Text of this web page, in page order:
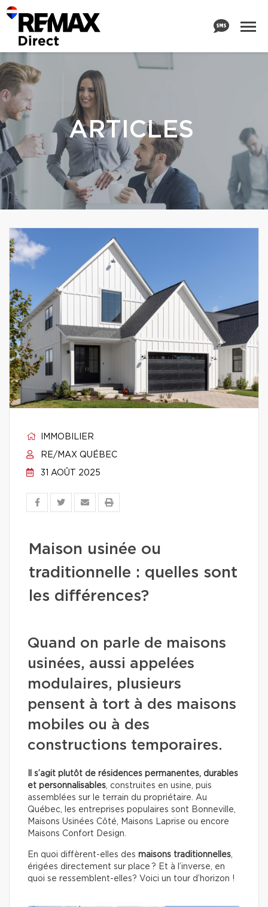
ARTICLES
IMMOBILIER
RE/MAX QUÉBEC
31 AOÛT 2025
Maison usinée ou
traditionnelle : quelles sont
les différences?
Quand on parle de maisons
usinées, aussi appelées
modulaires, plusieurs
pensent à tort à des maisons
mobiles ou à des
constructions temporaires.
Il s’agit plutôt de résidences permanentes, durables
et personnalisables, construites en usine, puis
assemblées sur le terrain du propriétaire. Au
Québec, les entreprises populaires sont Bonneville,
Maisons Usinées Côté, Maisons Laprise ou encore
Maisons Confort Design.
En quoi diffèrent-elles des maisons traditionnelles,
érigées directement sur place ? Et à l’inverse, en
quoi se ressemblent-elles? Voici un tour d’horizon !